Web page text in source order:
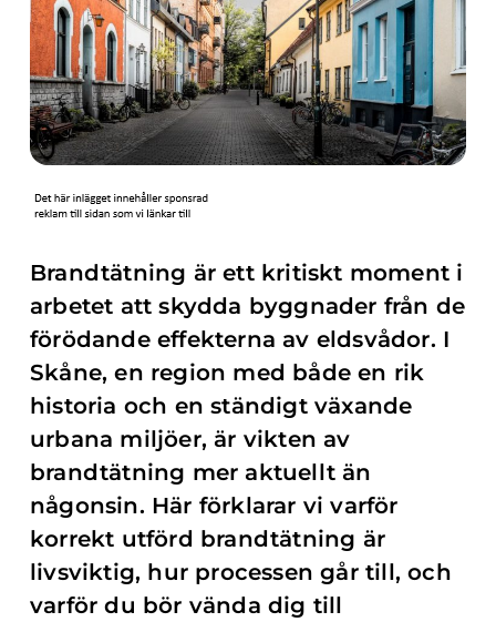
Brandtätning är ett kritiskt moment i
arbetet att skydda byggnader från de
förödande effekterna av eldsvådor. I
Skåne, en region med både en rik
historia och en ständigt växande
urbana miljöer, är vikten av
brandtätning mer aktuellt än
någonsin. Här förklarar vi varför
korrekt utförd brandtätning är
livsviktig, hur processen går till, och
varför du bör vända dig till